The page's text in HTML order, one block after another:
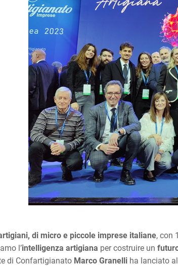
di micro e piccole imprese italiane, con
l’intelligenza artigiana per costruire un
di Confartigianato Marco Granelli ha lanciato